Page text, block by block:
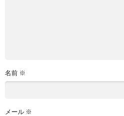
名前 ※
メール ※